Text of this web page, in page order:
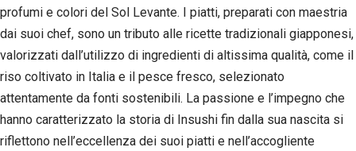
profumi e colori del Sol Levante. I piatti, preparati con maestria
dai suoi chef, sono un tributo alle ricette tradizionali giapponesi,
valorizzati dall’utilizzo di ingredienti di altissima qualità, come il
riso coltivato in Italia e il pesce fresco, selezionato
attentamente da fonti sostenibili. La passione e l’impegno che
hanno caratterizzato la storia di Insushi fin dalla sua nascita si
riflettono nell’eccellenza dei suoi piatti e nell’accogliente